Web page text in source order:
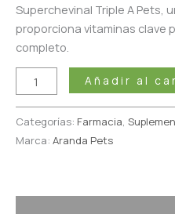
Superchevinal Triple A Pets,
proporciona vitaminas clave
completo.
Añadir al
Categorías: Farmacia,
Marca: Aranda Pets